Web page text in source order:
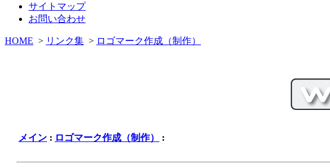
サイトマップ
お問い合わせ
HOME > リンク集 > ロゴマーク作成（制作）
メイン : ロゴマーク作成（制作） :